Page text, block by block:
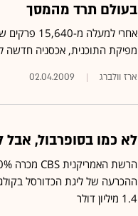
בעולם תרד מהמסך
מפיקת התוכנית, אכסניה חדשה
ארז וולברג 02.04.2009
לא כמו בסופרבול, אבל
ההכרעה של ליגת הכדורסל
1.4 מיליון דולר